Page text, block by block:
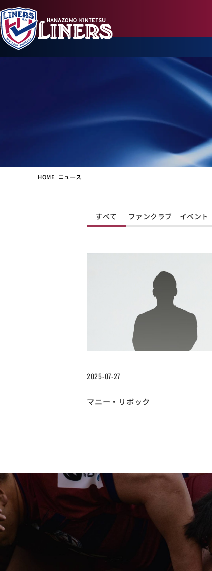
HOME ニュース
すべて ファンクラブ イベント
2025-07-27
マニー・リボック